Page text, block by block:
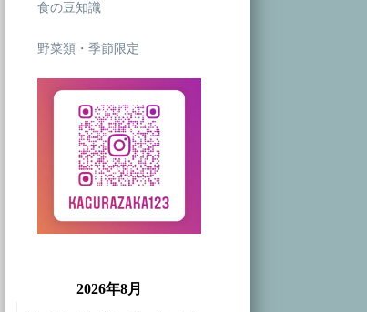
食の豆知識
野菜類・季節限定
2026年8月